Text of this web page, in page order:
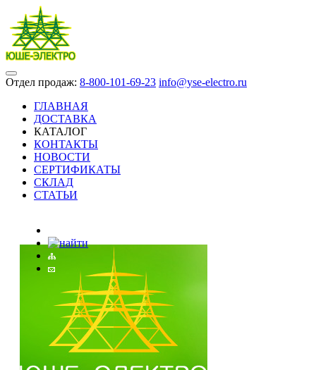
Отдел продаж: 8-800-101-69-23 info@yse-electro.ru
ГЛАВНАЯ
ДОСТАВКА
КАТАЛОГ
КОНТАКТЫ
НОВОСТИ
СЕРТИФИКАТЫ
СКЛАД
СТАТЬИ